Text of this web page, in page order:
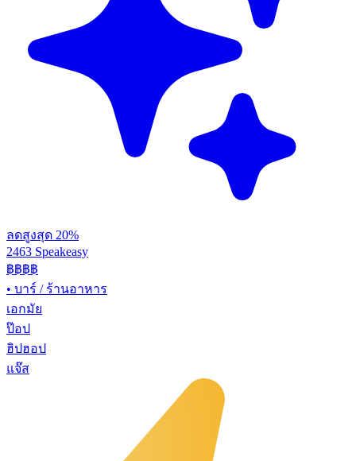
ลดสูงสุด 20%
2463 Speakeasy
฿฿฿฿
• บาร์ / ร้านอาหาร
เอกมัย
ป๊อป
ฮิปฮอป
แจ๊ส